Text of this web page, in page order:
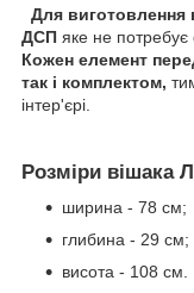
Для виготовлення
ДСП яке не потребує
Кожен елемент
так і комплектом,
інтер'єрі.
Розміри вішака
ширина - 78 см;
глибина - 29 см;
висота - 108 см.